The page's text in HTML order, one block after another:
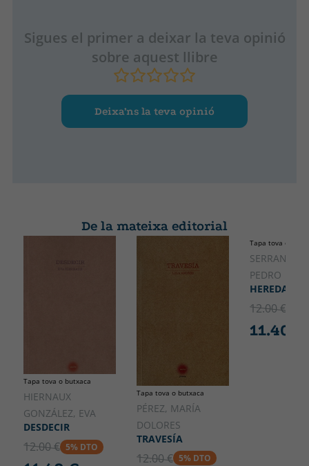
Sigues el primer a deixar la teva opinió
sobre aquest llibre
Deixa’ns la teva opinió
De la mateixa editorial
Tapa tova o butxaca
HIERNAUX
GONZÁLEZ, EVA
DESDECIR
12.00 € 5% DTO
Tapa tova o butxaca
PÉREZ, MARÍA
DOLORES
TRAVESÍA
12.00 € 5% DTO
Tapa tova o
SERRANO
PEDRO
HEREDAR
12.00 €
11.40 €